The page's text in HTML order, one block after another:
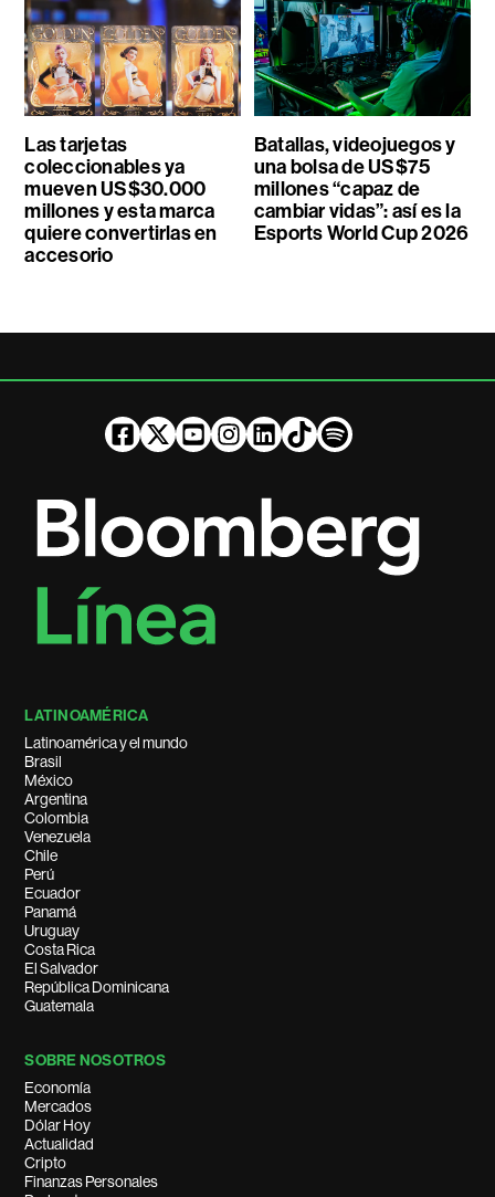
Las tarjetas
coleccionables ya
mueven US$30.000
millones y esta marca
quiere convertirlas en
accesorio
Batallas, videojuegos y
una bolsa de US$75
millones “capaz de
cambiar vidas”: así es la
Esports World Cup 2026
LATINOAMÉRICA
Latinoamérica y el mundo
Brasil
México
Argentina
Colombia
Venezuela
Chile
Perú
Ecuador
Panamá
Uruguay
Costa Rica
El Salvador
República Dominicana
Guatemala
SOBRE NOSOTROS
Economía
Mercados
Dólar Hoy
Actualidad
Cripto
Finanzas Personales